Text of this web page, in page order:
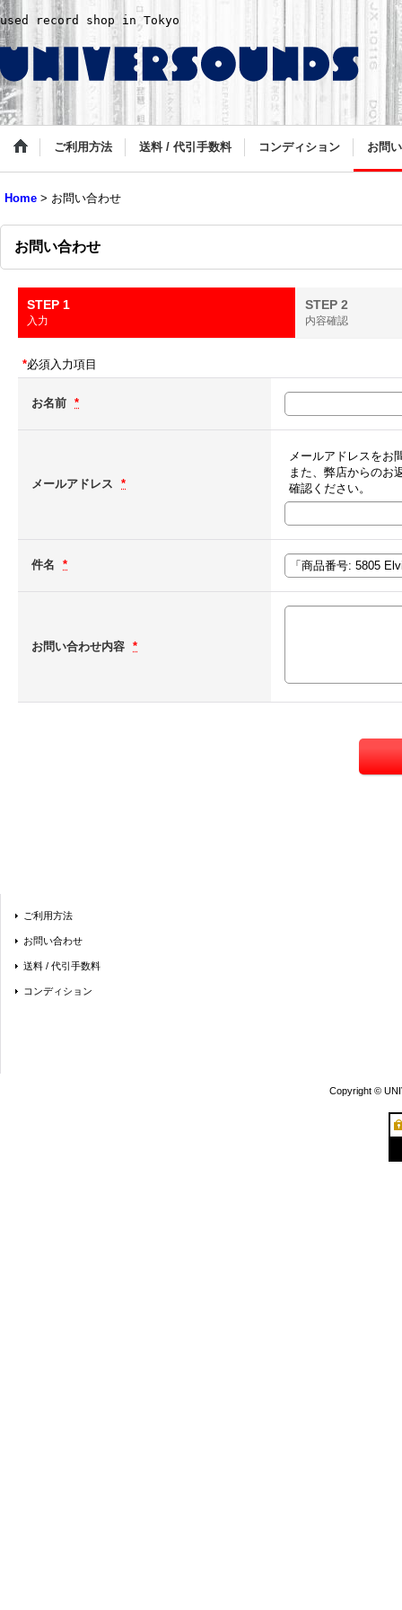
used record shop in Tokyo
ご利用方法 送料 / 代引手数料 コンディション お問
Home > お問い合わせ
お問い合わせ
STEP 1
入力
STEP 2
内容確認
*必須入力項目
お名前 *
メールアドレス *
メールアドレスをお
また、弊店からのお
確認ください。
件名 *
お問い合わせ内容 *
ご利用方法
お問い合わせ
送料 / 代引手数料
コンディション
Copyright ©